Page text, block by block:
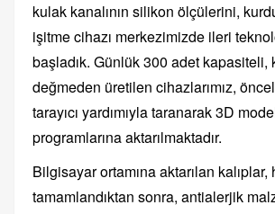
kulak kanalının silikon ölçülerini,
işitme cihazı merkezimizde ileri
başladık. Günlük 300 adet kapasiteli,
değmeden üretilen cihazlarımız,
tarayıcı yardımıyla taranarak 3D
programlarına aktarılmaktadır.
Bilgisayar ortamına aktarılan kalıplar,
tamamlandıktan sonra, antialerjik